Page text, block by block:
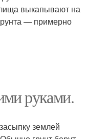
выкапывают на
— примерно
руками.
землей